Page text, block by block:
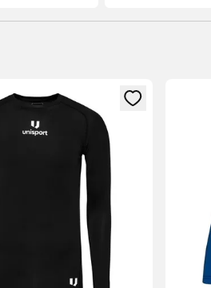
regisztrációhoz
a bejelentkezéshez vagy a